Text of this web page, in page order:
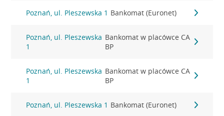
Poznań, ul. Pleszewska 1 Bankomat (Euronet)
Poznań, ul. Pleszewska
1
Bankomat w placówce CA
BP
Poznań, ul. Pleszewska
1
Bankomat w placówce CA
BP
Poznań, ul. Pleszewska 1 Bankomat (Euronet)